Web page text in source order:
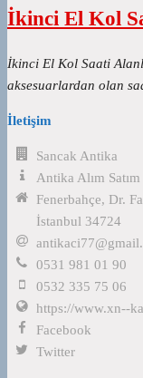
İkinci El Kol
İkinci El Kol Saati
aksesuarlardan olan
İletişim
Sancak Antika
Antika Alım Satım
Fenerbahçe, Dr.
İstanbul 34724
0531 981 01 90
0532 335 75 06
https://www.xn--
Facebook
Twitter